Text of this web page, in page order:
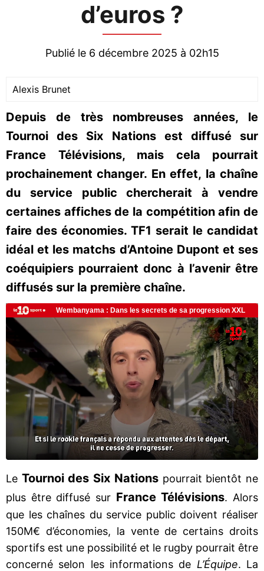
d’euros ?
Publié le 6 décembre 2025 à 02h15
Alexis Brunet
Depuis de très nombreuses années, le
Tournoi des Six Nations est diffusé sur
France Télévisions, mais cela pourrait
prochainement changer. En effet, la chaîne
du service public chercherait à vendre
certaines affiches de la compétition afin de
faire des économies. TF1 serait le candidat
idéal et les matchs d’Antoine Dupont et ses
coéquipiers pourraient donc à l’avenir être
diffusés sur la première chaîne.
Le Tournoi des Six Nationspourrait bientôt ne
plus être diffusé sur France Télévisions. Alors
que les chaînes du service public doivent réaliser
150M€ d’économies, la vente de certains droits
sportifs est une possibilité et le rugby pourrait être
concerné selon les informations de L’Équipe. La